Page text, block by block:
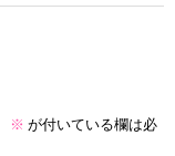
※ が付いている欄は必